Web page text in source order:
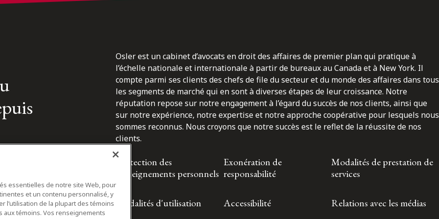
Osler est un cabinet d’avocats en droit des affaires de premier plan qui pratique à
l’échelle nationale et internationale à partir de bureaux au Canada et à New York. Il
compte parmi ses clients des chefs de file du secteur et du monde des affaires dans tous
les segments de marché qui en sont à diverses étapes de leur croissance. Notre
réputation repose sur notre engagement à l’égard du succès de nos clients, ainsi que
sur notre expérience, notre expertise et notre approche coopérative pour lesquels nous
sommes reconnus. Nous croyons que notre succès est le reflet de la réussite de nos
clients.
Protection des
renseignements personnels
Exonération de
responsabilité
Modalités de prestation de
services
Modalités d'utilisation Accessibilité Relations avec les médias
essentielles de notre site Web, pour
et un contenu personnalisé, y
l’utilisation de la plupart des témoins
témoins. Vos renseignements